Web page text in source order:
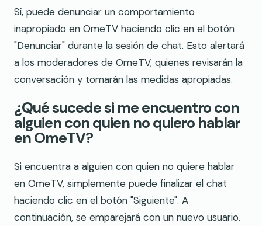
Sí, puede denunciar un comportamiento
inapropiado en OmeTV haciendo clic en el botón
"Denunciar" durante la sesión de chat. Esto alertará
a los moderadores de OmeTV, quienes revisarán la
conversación y tomarán las medidas apropiadas.
¿Qué sucede si me encuentro con
alguien con quien no quiero hablar
en OmeTV?
Si encuentra a alguien con quien no quiere hablar
en OmeTV, simplemente puede finalizar el chat
haciendo clic en el botón "Siguiente". A
continuación, se emparejará con un nuevo usuario.